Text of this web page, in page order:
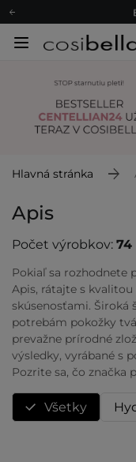
Hlavná stránka
Apis
Počet výrobkov: 74
Pokiaľ sa rozhodnete
Apis, rátajte s
skúsenosťami. Široká
potrebám pokožky
prevažne prírodné
výsledky, vyrábané s
Pozrite sa, čo značka
Všetky